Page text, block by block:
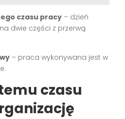
czasu pracy – dzień
dwie części z przerwą
– praca wykonywana jest w
czasu